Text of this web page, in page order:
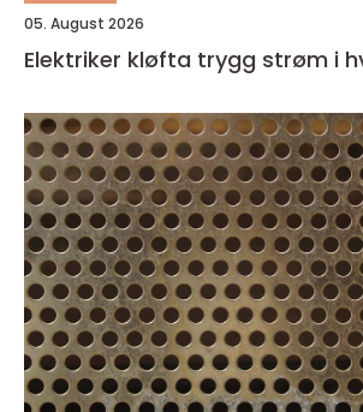
05. August 2026
Elektriker kløfta trygg